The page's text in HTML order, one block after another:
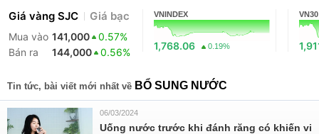
Giá vàng SJC Giá bạc
Mua vào 141,000
0.57%
Bán ra
144,000 0.56%
VNINDEX
1,768.06 0.19%
VN30
Tin tức, bài viết mới nhất về BỔ SUNG NƯỚC
06/03/2024
Uống nước trước khi đánh răng có khiến vi